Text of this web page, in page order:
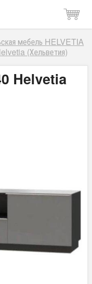
мебель HELVETIA
(Хельветия)
Helvetia